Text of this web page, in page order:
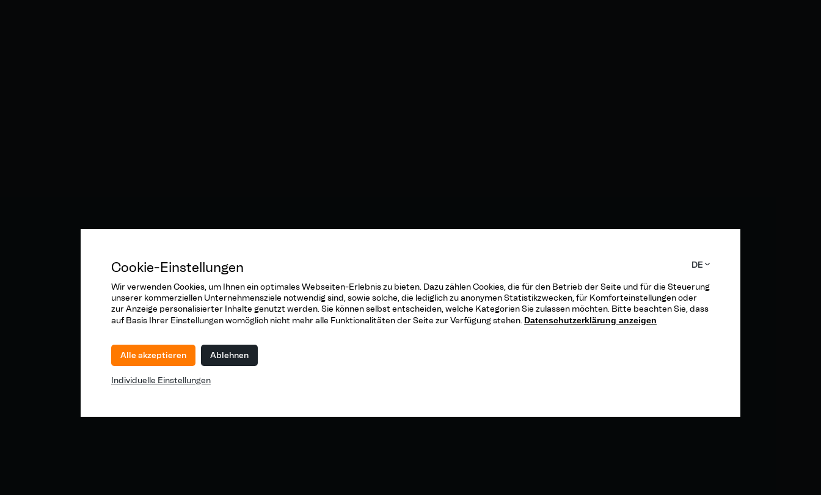
Cookie-Einstellungen
Wir verwenden Cookies, um Ihnen ein optimales Webseiten-Erlebnis zu bieten. Dazu zählen Cookies, die für den Betrieb der Seite und für die Steuerung
unserer kommerziellen Unternehmensziele notwendig sind, sowie solche, die lediglich zu anonymen Statistikzwecken, für Komforteinstellungen oder
zur Anzeige personalisierter Inhalte genutzt werden. Sie können selbst entscheiden, welche Kategorien Sie zulassen möchten. Bitte beachten Sie, dass
auf Basis Ihrer Einstellungen womöglich nicht mehr alle Funktionalitäten der Seite zur Verfügung stehen. Datenschutzerklärung anzeigen
Alle akzeptieren Ablehnen
Individuelle Einstellungen
DE